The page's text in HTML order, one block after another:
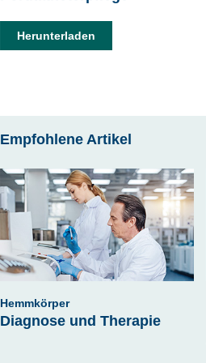
Herunterladen
Empfohlene Artikel
Hemmkörper
Diagnose und Therapie